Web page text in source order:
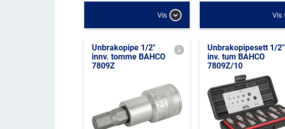
Vis Vis
Unbrakopipe 1/2"
innv. tomme BAHCO
7809Z
Unbrakopipesett 1/2"
inv. tum BAHCO
7809Z/10